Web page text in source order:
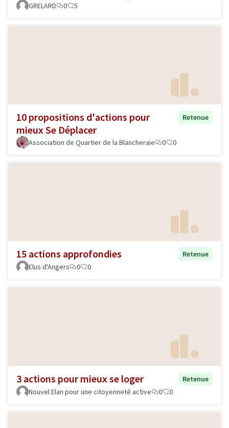
GRELARD 0 5
10 propositions d'actions pour
mieux Se Déplacer
Retenue
Association de Quartier de la Blancheraie 0 0
15 actions approfondies
Retenue
Elus d'Angers
0 0
3 actions pour mieux se loger
Retenue
Nouvel Elan pour une citoyenneté active
0 0